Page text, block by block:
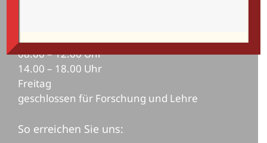
Montag bis Donnerstag
08.00 – 12.00 Uhr
14.00 – 18.00 Uhr
Freitag
geschlossen für Forschung und Lehre
So erreichen Sie uns: